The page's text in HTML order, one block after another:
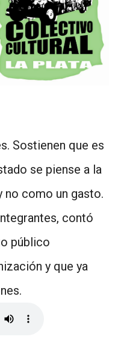
Sostienen que es
se piense a la
como un gasto.
contó
público
y que ya